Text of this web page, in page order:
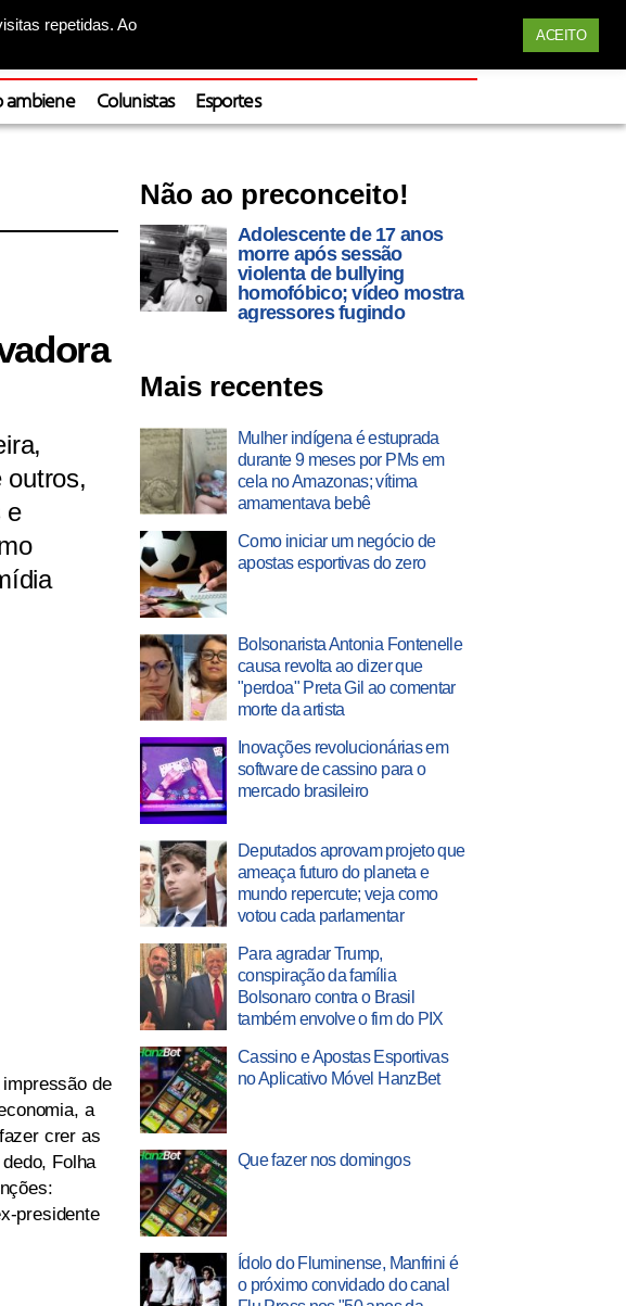
repetidas. Ao
ACEITO
ambiene Colunistas Esportes
outros,
e
de
a
crer as
Folha
presidente
Não ao preconceito!
Adolescente de 17 anos
morre após sessão
violenta de bullying
homofóbico; vídeo mostra
agressores fugindo
Mais recentes
Mulher indígena é estuprada
durante 9 meses por PMs em
cela no Amazonas; vítima
amamentava bebê
Como iniciar um negócio de
apostas esportivas do zero
Bolsonarista Antonia Fontenelle
causa revolta ao dizer que
"perdoa" Preta Gil ao comentar
morte da artista
Inovações revolucionárias em
software de cassino para o
mercado brasileiro
Deputados aprovam projeto que
ameaça futuro do planeta e
mundo repercute; veja como
votou cada parlamentar
Para agradar Trump,
conspiração da família
Bolsonaro contra o Brasil
também envolve o fim do PIX
Cassino e Apostas Esportivas
no Aplicativo Móvel HanzBet
Que fazer nos domingos
Ídolo do Fluminense, Manfrini é
o próximo convidado do canal